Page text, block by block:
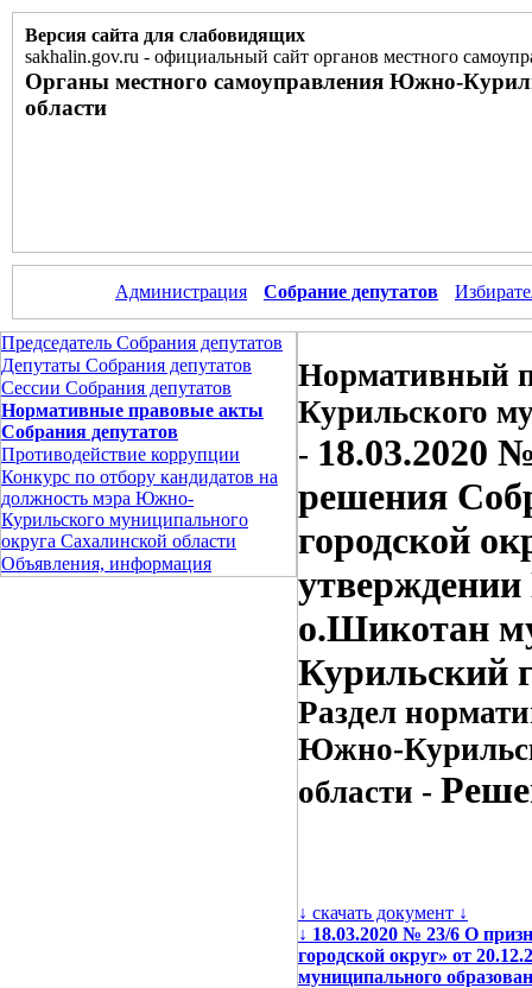
Версия сайта для слабовидящих
sakhalin.gov.ru - официальный сайт органов местного
Органы местного самоуправления Южно-
области
Администрация Собрание депутатов
Председатель Собрания депутатов
Депутаты Собрания депутатов
Сессии Собрания депутатов
Нормативные правовые акты
Собрания депутатов
Противодействие коррупции
Конкурс по отбору кандидатов на
должность мэра Южно-
Курильского муниципального
округа Сахалинской области
Объявления, информация
Нормативный
Курильского
- 18.03.2020
решения
городской
о.Шикотан
Курильский
Раздел
Южно-
области -
↓ скачать документ ↓
↓ 18.03.2020 № 23/6 О
городской округ» от
муниципального